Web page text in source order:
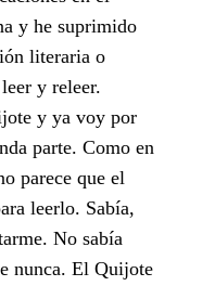
y he suprimido
literaria o
y releer.
y ya voy por
parte. Como en
parece que el
leerlo. Sabía,
No sabía
nunca. El Quijote